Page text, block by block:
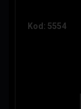
Kod: 5554